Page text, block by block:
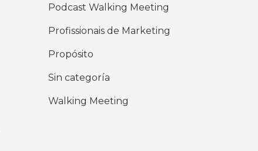
Podcast Walking Meeting
Profissionais de Marketing
Propósito
Sin categoría
Walking Meeting